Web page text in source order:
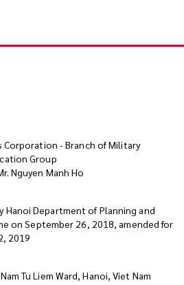
- Branch of Military
Group
Nguyen Manh Ho
Hanoi Department of Planning and
on September 26, 2018, amended for
2019
Tu Liem Ward, Hanoi, Viet Nam